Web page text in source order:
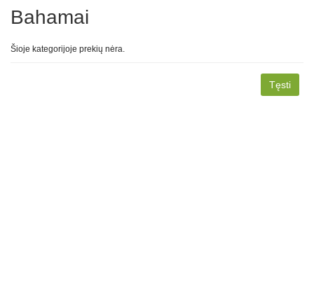
Bahamai
Šioje kategorijoje prekių nėra.
Tęsti